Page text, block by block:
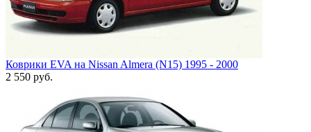
Коврики EVA на Nissan Almera (N15) 1995 - 2000
2 550 руб.